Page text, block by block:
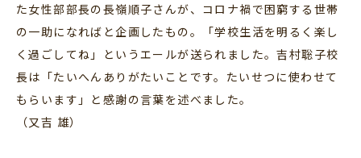
た女性部部長の長嶺順子さんが、コロナ禍で困窮する世帯
の一助になればと企画したもの。「学校生活を明るく楽し
く過ごしてね」というエールが送られました。吉村聡子校
長は「たいへんありがたいことです。たいせつに使わせて
もらいます」と感謝の言葉を述べました。
（又吉 雄）